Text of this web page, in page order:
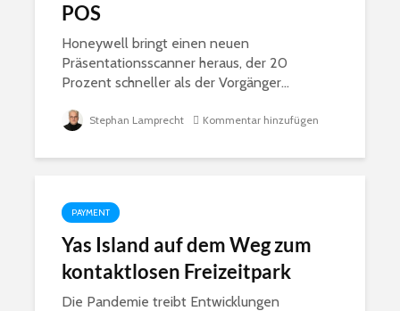
POS
Honeywell bringt einen neuen
Präsentationsscanner heraus, der 20
Prozent schneller als der Vorgänger...
Stephan Lamprecht Kommentar hinzufügen
PAYMENT
Yas Island auf dem Weg zum
kontaktlosen Freizeitpark
Die Pandemie treibt Entwicklungen